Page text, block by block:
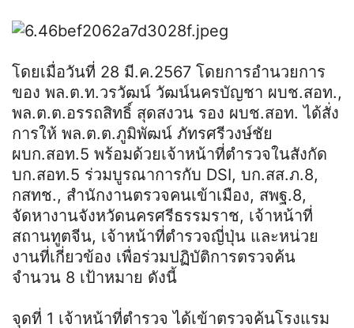
โดยเมื่อวันที่ 28 มี.ค.2567 โดยการอำนวยการ
ของ พล.ต.ท.วรวัฒน์ วัฒน์นครบัญชา ผบช.สอท.,
พล.ต.ต.อรรถสิทธิ์ สุดสงวน รอง ผบช.สอท. ได้สั่ง
การให้ พล.ต.ต.ภูมิพัฒน์ ภัทรศรีวงษ์ชัย
ผบก.สอท.5 พร้อมด้วยเจ้าหน้าที่ตำรวจในสังกัด
บก.สอท.5 ร่วมบูรณาการกับ DSI, บก.สส.ภ.8,
กสทช., สำนักงานตรวจคนเข้าเมือง, สพฐ.8,
จัดหางานจังหวัดนครศรีธรรมราช, เจ้าหน้าที่
สถานทูตจีน, เจ้าหน้าที่ตำรวจญี่ปุ่น และหน่วย
งานที่เกี่ยวข้อง เพื่อร่วมปฏิบัติการตรวจค้น
จำนวน 8 เป้าหมาย ดังนี้
จุดที่ 1 เจ้าหน้าที่ตำรวจ ได้เข้าตรวจค้นโรงแรม